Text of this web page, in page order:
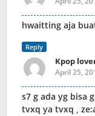
hwaitting aja
Reply
Kpop
April 25,
s7 g ada yg bisa
tvxq ya tvxq ,